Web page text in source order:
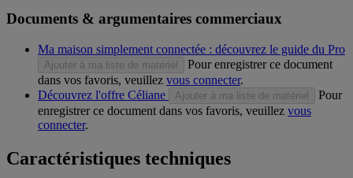
Documents & argumentaires commerciaux
Ma maison simplement connectée : découvrez le guide du Pro
Ajouter à ma liste de matériel
Pour enregistrer ce document
dans vos favoris, veuillez vous connecter.
Découvrez l'offre Céliane
Ajouter à ma liste de matériel
Pour
enregistrer ce document dans vos favoris, veuillez vous
connecter.
Caractéristiques techniques